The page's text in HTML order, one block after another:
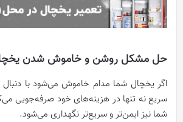
حل مشکل روشن و خاموش شدن
اگر یخچال شما مدام خاموش می‌شود با
سریع نه تنها در هزینه‌های خود صرفه‌جویی
شما نیز ایمن‌تر و سریع‌تر نگهداری می‌شود.